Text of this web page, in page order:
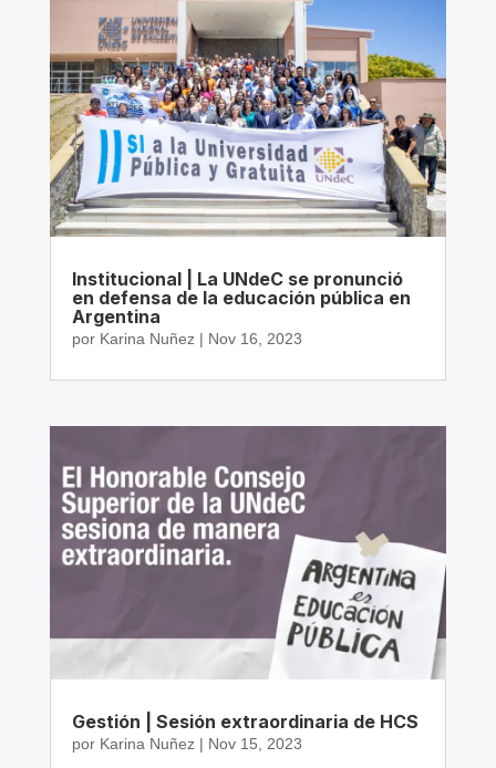
Institucional | La UNdeC se pronunció
en defensa de la educación pública en
Argentina
por Karina Nuñez| Nov 16, 2023
Gestión | Sesión extraordinaria de HCS
por Karina Nuñez| Nov 15, 2023